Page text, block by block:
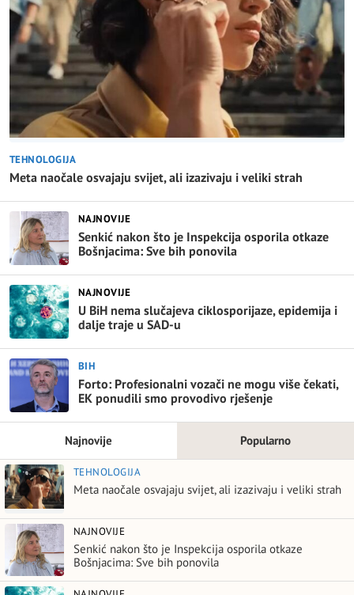
TEHNOLOGIJA
Meta naočale osvajaju svijet, ali izazivaju i veliki strah
NAJNOVIJE
Senkić nakon što je Inspekcija osporila otkaze
Bošnjacima: Sve bih ponovila
NAJNOVIJE
U BiH nema slučajeva ciklosporijaze, epidemija i
dalje traje u SAD-u
BIH
Forto: Profesionalni vozači ne mogu više čekati,
EK ponudili smo provodivo rješenje
Najnovije Popularno
TEHNOLOGIJA
Meta naočale osvajaju svijet, ali izazivaju i veliki strah
NAJNOVIJE
Senkić nakon što je Inspekcija osporila otkaze
Bošnjacima: Sve bih ponovila